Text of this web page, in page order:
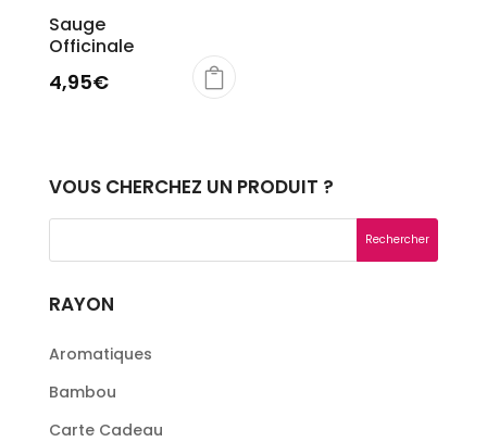
Sauge
Officinale
4,95€
VOUS CHERCHEZ UN PRODUIT ?
RAYON
Aromatiques
Bambou
Carte Cadeau